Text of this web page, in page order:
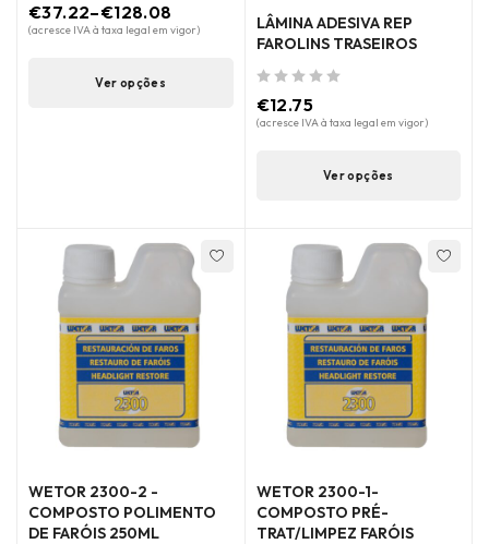
€37.22–€128.08
(acresce IVA à taxa legal em vigor)
Ver opções
LÂMINA ADESIVA REP
FAROLINS TRASEIROS
€12.75
(acresce IVA à taxa legal em vigor)
Ver opções
WETOR 2300-2 -
COMPOSTO POLIMENTO
DE FARÓIS 250ML
WETOR 2300-1-
COMPOSTO PRÉ-
TRAT/LIMPEZ FARÓIS